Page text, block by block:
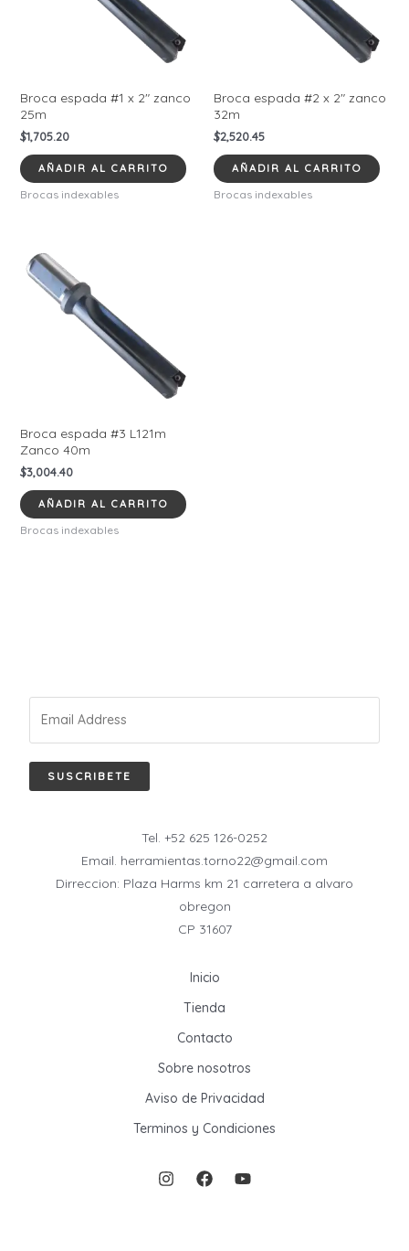
Broca espada #1 x 2″ zanco
25m
$1,705.20
AÑADIR AL CARRITO
Brocas indexables
Broca espada #2 x 2″ zanco
32m
$2,520.45
AÑADIR AL CARRITO
Brocas indexables
Broca espada #3 L121m
Zanco 40m
$3,004.40
AÑADIR AL CARRITO
Brocas indexables
SUSCRIBETE
Tel. +52 625 126-0252
Email. herramientas.torno22@gmail.com
Dirreccion: Plaza Harms km 21 carretera a alvaro
obregon
CP 31607
Inicio
Tienda
Contacto
Sobre nosotros
Aviso de Privacidad
Terminos y Condiciones